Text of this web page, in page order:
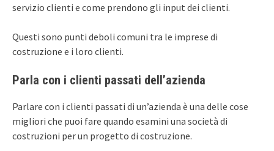
servizio clienti e come prendono gli input dei clienti.
Questi sono punti deboli comuni tra le imprese di
costruzione e i loro clienti.
Parla con i clienti passati dell’azienda
Parlare con i clienti passati di un’azienda è una delle cose
migliori che puoi fare quando esamini una società di
costruzioni per un progetto di costruzione.